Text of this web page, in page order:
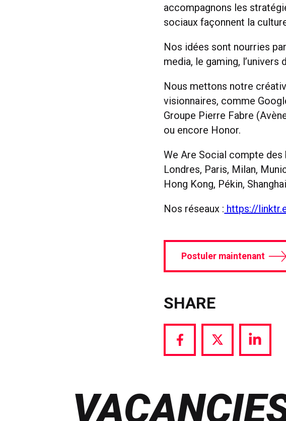
accompagnons les
sociaux façonnent la
Nos idées sont nourries
media, le gaming,
Nous mettons notre
visionnaires, comme
Groupe Pierre Fabre
ou encore Honor.
We Are Social compte des
Londres, Paris, Milan,
Hong Kong, Pékin,
Nos réseaux : https://
Postuler maintenant
SHARE
Share
Share
Share